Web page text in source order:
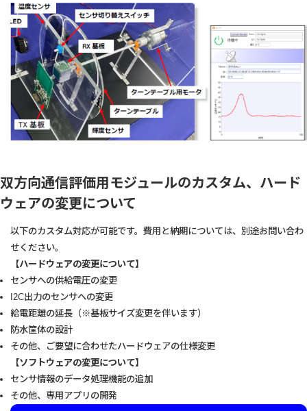
双方向通信評価用モジュールのカスタム、ハード
ウェアの変更について
以下のカスタム対応が可能です。費用と納期については、別途お問い合わ
せください。
【ハードウェアの変更について】
センサへの供給電圧の変更
I2C出力のセンサへの変更
給電距離の延長（※基板サイズ変更を伴います）
防水筐体の設計
その他、ご要望に合わせたハードウェアの仕様変更
【ソフトウェアの変更について】
センサ情報のデータ処理機能の追加
その他、専用アプリの開発